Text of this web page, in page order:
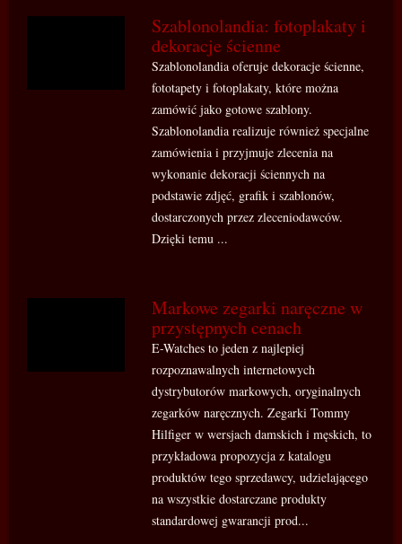
Szablonolandia: fotoplakaty i
dekoracje ścienne
Szablonolandia oferuje dekoracje ścienne,
fototapety i fotoplakaty, które można
zamówić jako gotowe szablony.
Szablonolandia realizuje również specjalne
zamówienia i przyjmuje zlecenia na
wykonanie dekoracji ściennych na
podstawie zdjęć, grafik i szablonów,
dostarczonych przez zleceniodawców.
Dzięki temu ...
Markowe zegarki naręczne w
przystępnych cenach
E-Watches to jeden z najlepiej
rozpoznawalnych internetowych
dystrybutorów markowych, oryginalnych
zegarków naręcznych. Zegarki Tommy
Hilfiger w wersjach damskich i męskich, to
przykładowa propozycja z katalogu
produktów tego sprzedawcy, udzielającego
na wszystkie dostarczane produkty
standardowej gwarancji prod...